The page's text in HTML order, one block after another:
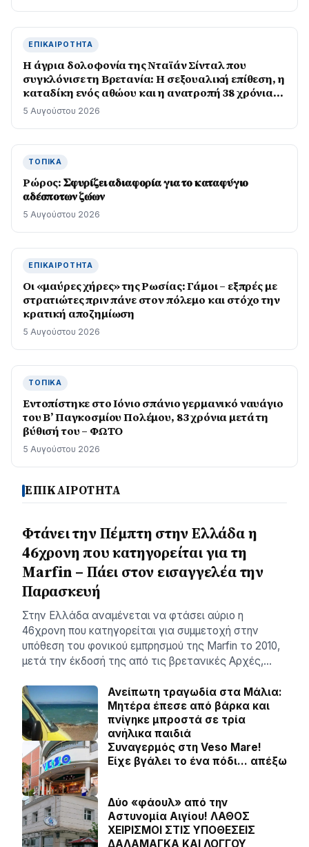
ΕΠΙΚΑΙΡΌΤΗΤΑ
Η άγρια δολοφονία της Νταϊάν Σίνταλ που
συγκλόνισε τη Βρετανία: Η σεξουαλική επίθεση, η
καταδίκη ενός αθώου και η ανατροπή 38 χρόνια
μετά
5 Αυγούστου 2026
ΤΟΠΙΚΆ
Ρώρος: 𝚺𝛗𝛖𝛒𝛊́𝛇𝛆𝛊 𝛂𝛅𝛊𝛂𝛗𝛐𝛒𝛊́𝛂 𝛄𝛊𝛂 𝛕𝛐 𝛋𝛂𝛕𝛂𝛗𝛖́𝛄𝛊𝛐
𝛂𝛅𝛆́𝛔𝛑𝛐𝛕𝛚𝛎 𝛇𝛚́𝛚𝛎
5 Αυγούστου 2026
ΕΠΙΚΑΙΡΌΤΗΤΑ
Οι «μαύρες χήρες» της Ρωσίας: Γάμοι – εξπρές με
στρατιώτες πριν πάνε στον πόλεμο και στόχο την
κρατική αποζημίωση
5 Αυγούστου 2026
ΤΟΠΙΚΆ
Εντοπίστηκε στο Ιόνιο σπάνιο γερμανικό ναυάγιο
του Β’ Παγκοσμίου Πολέμου, 83 χρόνια μετά τη
βύθισή του – ΦΩΤΟ
5 Αυγούστου 2026
ΕΠΙΚΑΙΡΟΤΗΤΑ
Φτάνει την Πέμπτη στην Ελλάδα η
46χρονη που κατηγορείται για τη
Marfin – Πάει στον εισαγγελέα την
Παρασκευή
Στην Ελλάδα αναμένεται να φτάσει αύριο η
46χρονη που κατηγορείται για συμμετοχή στην
υπόθεση του φονικού εμπρησμού της Marfin το 2010,
μετά την έκδοσή της από τις βρετανικές Αρχές,…
Ανείπωτη τραγωδία στα Μάλια:
Μητέρα έπεσε από βάρκα και
πνίγηκε μπροστά σε τρία
ανήλικα παιδιά
Συναγερμός στη Veso Mare!
Είχε βγάλει το ένα πόδι… απέξω
Δύο «φάουλ» από την
Αστυνομία Αιγίου! ΛΑΘΟΣ
ΧΕΙΡΙΣΜΟΙ ΣΤΙΣ ΥΠΟΘΕΣΕΙΣ
ΔΑΛΑΜΑΓΚΑ ΚΑΙ ΛΟΓΓΟΥ